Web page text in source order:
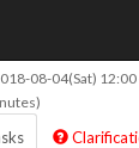
08-04(Sat) 12:00